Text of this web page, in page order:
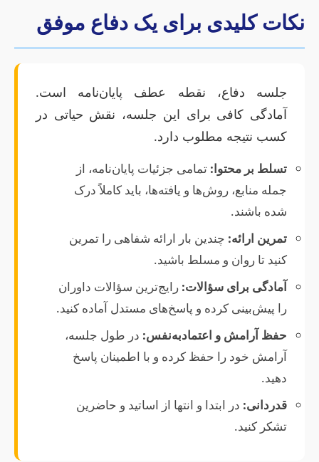
نکات کلیدی برای یک دفاع موفق
جلسه دفاع، نقطه عطف پایان‌نامه است.
آمادگی کافی برای این جلسه، نقش حیاتی در
کسب نتیجه مطلوب دارد.
تسلط بر محتوا: تمامی جزئیات پایان‌نامه، از
جمله منابع، روش‌ها و یافته‌ها، باید کاملاً درک
شده باشند.
تمرین ارائه: چندین بار ارائه شفاهی را تمرین
کنید تا روان و مسلط باشید.
آمادگی برای سؤالات: رایج‌ترین سؤالات داوران
را پیش‌بینی کرده و پاسخ‌های مستدل آماده کنید.
حفظ آرامش و اعتمادبه‌نفس: در طول جلسه،
آرامش خود را حفظ کرده و با اطمینان پاسخ
دهید.
قدردانی: در ابتدا و انتها از اساتید و حاضرین
تشکر کنید.